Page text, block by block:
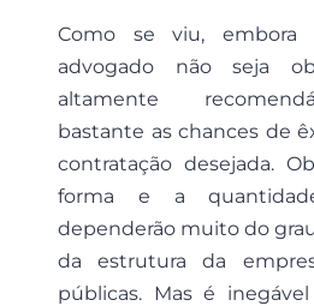
Como se viu, embora
advogado não seja
altamente
bastante as chances de
contratação desejada.
forma e a
dependerão muito do
da estrutura da
públicas. Mas é